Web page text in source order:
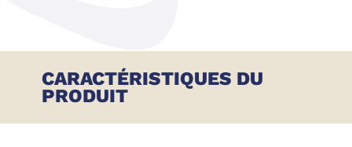
CARACTÉRISTIQUES DU
PRODUIT